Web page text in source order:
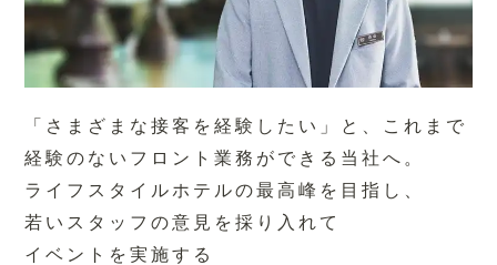
「さまざまな接客を経験したい」と、 これまで
経験のないフロント業務が できる当社へ。
ライフスタイルホテルの最高峰を 目指し、
若いスタッフの意見を採り入れて
イベントを実施する